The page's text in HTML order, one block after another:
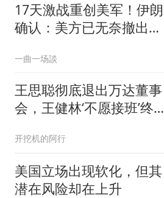
17天激战重创美军！伊朗
确认：美方已无奈撤出两
一曲一场談
王思聪彻底退出万达董事
会，王健林‘不愿接班’终究
开挖机的阿行
美国立场出现软化，但其
潜在风险却在上升